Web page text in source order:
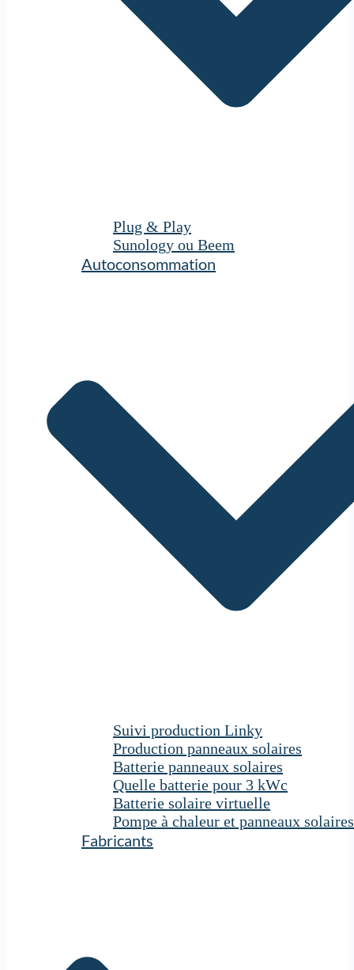
Plug & Play
Sunology ou Beem
Autoconsommation
Suivi production Linky
Production panneaux solaires
Batterie panneaux solaires
Quelle batterie pour 3 kWc
Batterie solaire virtuelle
Pompe à chaleur et panneaux solaires
Fabricants